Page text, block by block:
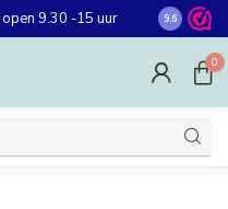
9.30 -15 uur Gratis
winkel in
9.6
0